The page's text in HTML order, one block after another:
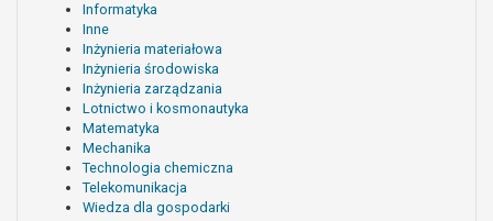
Informatyka
Inne
Inżynieria materiałowa
Inżynieria środowiska
Inżynieria zarządzania
Lotnictwo i kosmonautyka
Matematyka
Mechanika
Technologia chemiczna
Telekomunikacja
Wiedza dla gospodarki